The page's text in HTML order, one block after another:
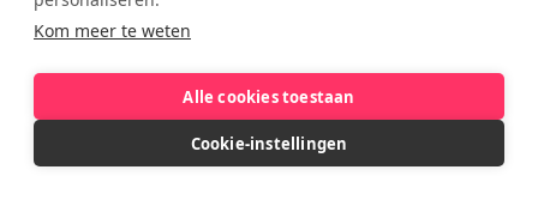
Kom meer te weten
Alle cookies toestaan
Cookie-instellingen